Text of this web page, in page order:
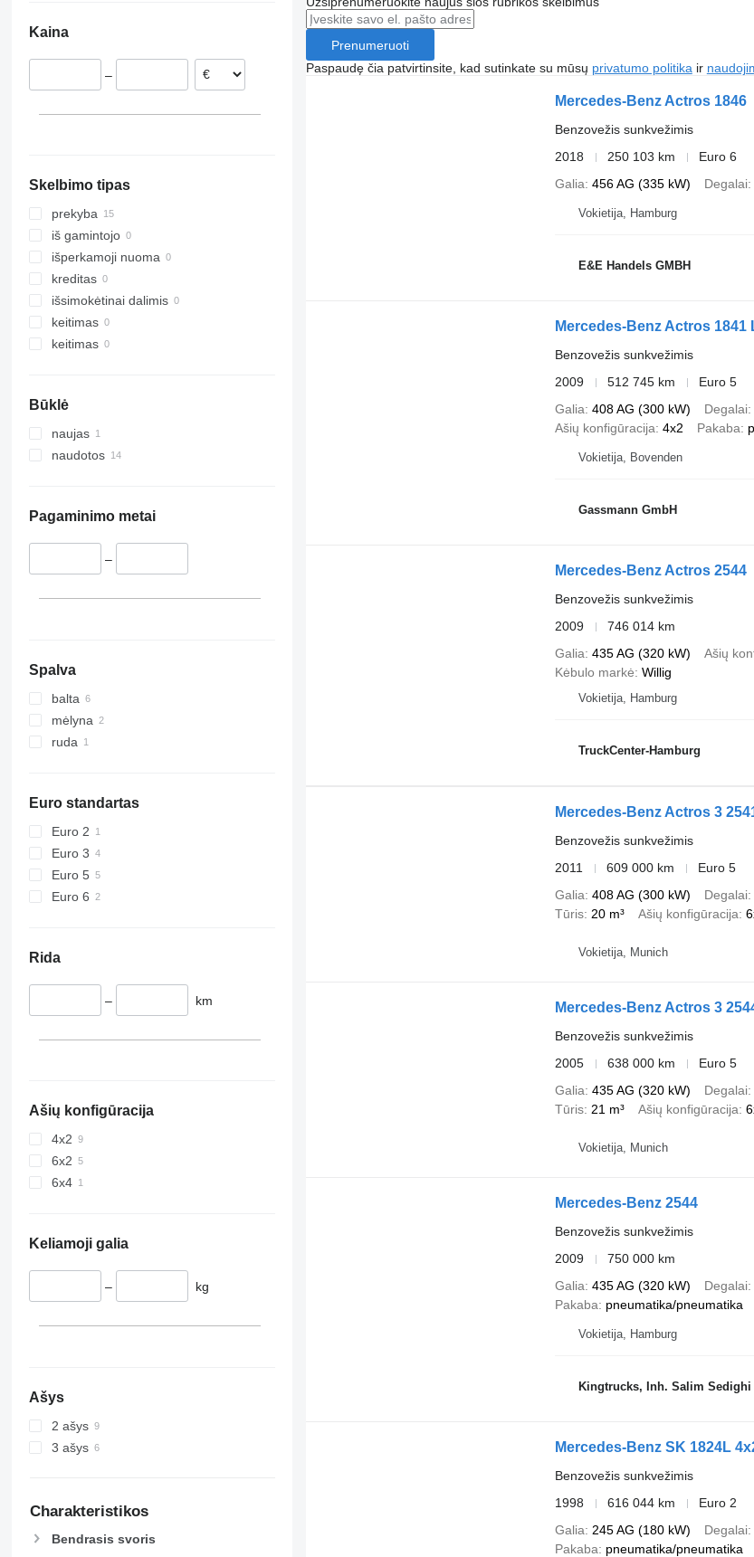
Munich
Reutlingen
Nyderlandai
Italija
Kaina
–
Skelbimo tipas
prekyba
iš gamintojo
išperkamoji nuoma
kreditas
išsimokėtinai dalimis
keitimas
keitimas
Būklė
naujas
naudotos
Pagaminimo metai
–
Spalva
balta
mėlyna
ruda
Euro standartas
Euro 2
Euro 3
Euro 5
Euro 6
Rida
– km
Ašių konfigūracija
4x2
6x2
6x4
Keliamoji galia
– kg
Ašys
2 ašys
3 ašys
Charakteristikos
Bendrasis svoris
Prenumeruoti
Paspaudę čia patvirtinsite, kad sutinkate su mūsų privatumo politika ir
Mercedes-Benz Actros 1846
Benzovežis sunkvežimis
2018
250 103 km
Euro 6
Galia 456 AG (335 kW) Degalai
Vokietija, Hamburg
E&E Handels GMBH
Mercedes-Benz Actros 1841
Benzovežis sunkvežimis
2009
512 745 km
Euro 5
Galia 408 AG (300 kW) Degalai
Ašių konfigūracija 4x2 Pakaba
Vokietija, Bovenden
Gassmann GmbH
Mercedes-Benz Actros 2544
Benzovežis sunkvežimis
2009
746 014 km
Galia 435 AG (320 kW) Ašių
Kėbulo markė Willig
Vokietija, Hamburg
TruckCenter-Hamburg
Mercedes-Benz Actros 3
Benzovežis sunkvežimis
2011
609 000 km
Euro 5
Galia 408 AG (300 kW) Degalai
Tūris 20 m³ Ašių konfigūracija
Vokietija, Munich
Mercedes-Benz Actros 3
Benzovežis sunkvežimis
2005
638 000 km
Euro 5
Galia 435 AG (320 kW) Degalai
Tūris 21 m³ Ašių konfigūracija
Vokietija, Munich
Mercedes-Benz 2544
Benzovežis sunkvežimis
2009
750 000 km
Galia 435 AG (320 kW) Degalai
Pakaba
pneumatika/pneumatika
Vokietija, Hamburg
Kingtrucks, Inh. Salim Sedighi
Mercedes-Benz SK 1824L
Benzovežis sunkvežimis
1998
616 044 km
Euro 2
Galia
245 AG (180 kW) Degalai
Pakaba
pneumatika/pneumatika